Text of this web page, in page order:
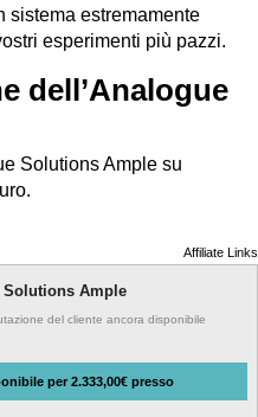
sistema estremamente
esperimenti più pazzi.
dell’Analogue
Solutions Ample su
Affiliate Links
Solutions Ample
del cliente ancora disponibile
per 2.333,00€ presso